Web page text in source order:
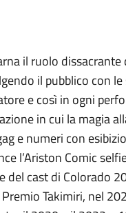
il ruolo
il pubblico con le
e così in ogni
in cui la magia
e numeri con
l’Ariston Comic
del cast di Colorado
Takimiri, nel